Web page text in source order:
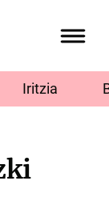
Iritzia